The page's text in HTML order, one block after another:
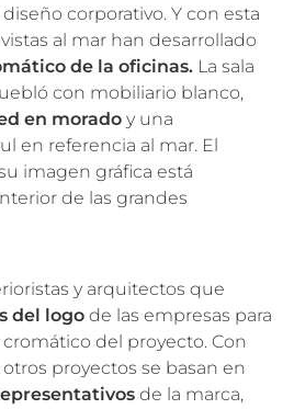
corporativo. Y con esta
al mar han desarrollado
de la oficinas. La sala
con mobiliario blanco,
en morado y una
en referencia al mar. El
imagen gráfica está
de las grandes
y arquitectos que
del logo de las empresas para
del proyecto. Con
proyectos se basan en
de la marca,